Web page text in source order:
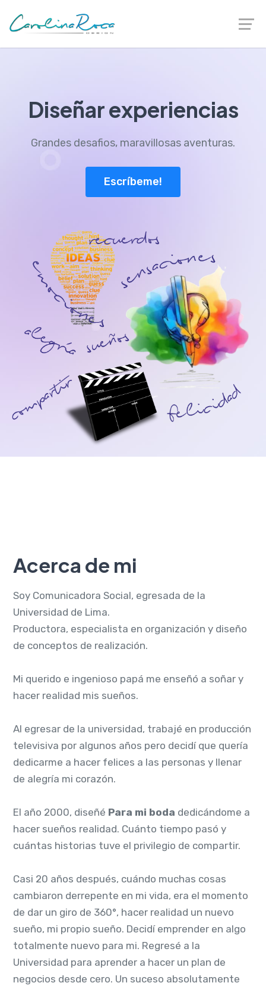
Diseñar experiencias
Grandes desafios, maravillosas aventuras.
Escríbeme!
Acerca de mi
Soy Comunicadora Social, egresada de la
Universidad de Lima.
Productora, especialista en organización y diseño
de conceptos de realización.
Mi querido e ingenioso papá me enseñó a soñar y
hacer realidad mis sueños.
Al egresar de la universidad, trabajé en producción
televisiva por algunos años pero decidí que quería
dedicarme a hacer felices a las personas y llenar
de alegría mi corazón.
El año 2000, diseñé Para mi boda dedicándome a
hacer sueños realidad. Cuánto tiempo pasó y
cuántas historias tuve el privilegio de compartir.
Casi 20 años después, cuándo muchas cosas
cambiaron derrepente en mi vida, era el momento
de dar un giro de 360°, hacer realidad un nuevo
sueño, mi propio sueño. Decidí emprender en algo
totalmente nuevo para mi. Regresé a la
Universidad para aprender a hacer un plan de
negocios desde cero. Un suceso absolutamente